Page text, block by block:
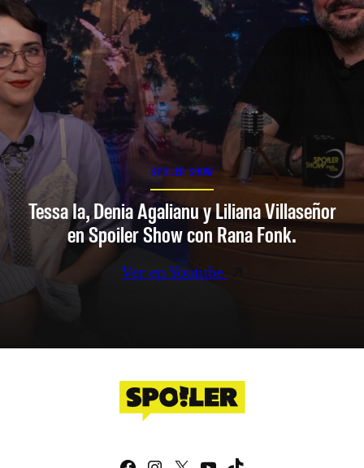
SPOILER SHOW
Tessa Ia, Denia Agalianu y Liliana Villaseñor
en Spoiler Show con Rana Fonk.
Ver en Youtube
Facebook
Instagram
X YouTube